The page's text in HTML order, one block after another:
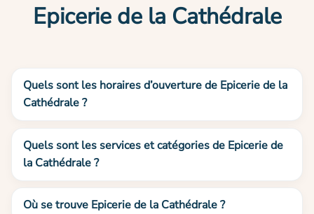
Epicerie de la Cathédrale
Quels sont les horaires d’ouverture de Epicerie de la
Cathédrale ?
Quels sont les services et catégories de Epicerie de
la Cathédrale ?
Où se trouve Epicerie de la Cathédrale ?